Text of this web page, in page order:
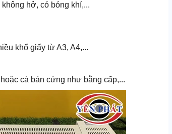
hở, có bóng khí,...
khổ giấy từ A3, A4,...
cả bản cứng như bằng cấp,...